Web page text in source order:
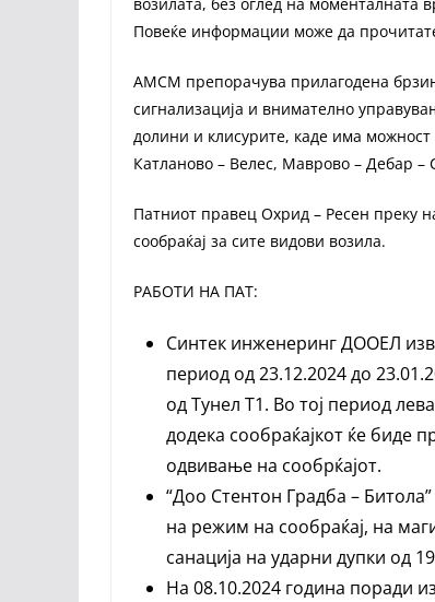
Повеќе информации може да
АМСМ препорачува прилагодена
сигнализација и внимателно
долини и клисурите, каде има
Катланово – Велес, Маврово – Дебар
Патниот правец Охрид – Ресен преку
сообраќај за сите видови возила.
РАБОТИ НА ПАТ:
Синтек инженеринг ДООЕЛ
период од 23.12.2024 до
од Тунел Т1. Во тој период
додека сообраќајкот ќе биде
одвивање на сообрќајот.
“Доо Стентон Градба –
на режим на сообраќај, на
санација на ударни дупки од
На 08.10.2024 година поради